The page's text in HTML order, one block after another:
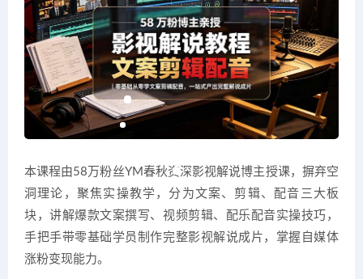
本课程由58万粉丝YM春秋资深影视解说博主授课，摒弃空
洞理论，聚焦实操教学，分为文案、剪辑、配音三大板
块，讲解爆款文案撰写、视频剪辑、配乐配音实操技巧，
手把手带零基础学员制作完整影视解说成片，掌握自媒体
涨粉变现能力。